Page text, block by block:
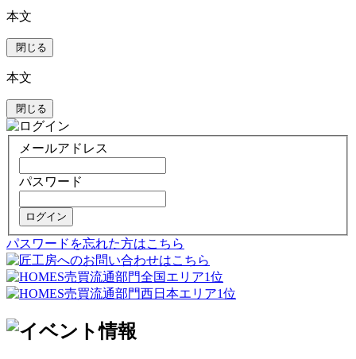
本文
閉じる
本文
閉じる
メールアドレス
パスワード
ログイン
パスワードを忘れた方はこちら